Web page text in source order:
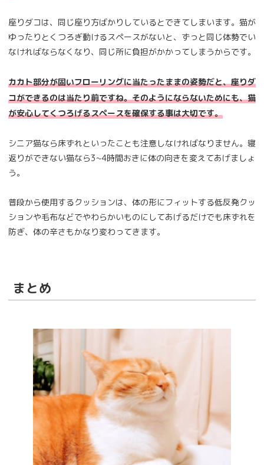
座りダコは、同じ座り方ばかりしているとできてしまいます。猫が
ゆったりとくつろぎ動けるスペースがないと、ずっと同じ体勢でい
なければならなくなり、同じ所に負担がかかってしまうからです。
カカト部分が固いフローリングに当たったままの姿勢だと、座りダ
コができるのは当たり前ですね。そのようにならないためにも、猫
が安心してくつろげるスペースを確保する事は大切です。
シニア猫なら床ずれといったことも注意しなければなりません。寝
返りができない猫なら3~4時間おきに体の向きを変えてあげましょ
う。
普段から使用するクッションは、体の形にフィットする低反発クッ
ションや毛布などでやわらかいものにしてあげるだけでも床ずれを
防ぎ、体の辛さもかなり変わってきます。
まとめ